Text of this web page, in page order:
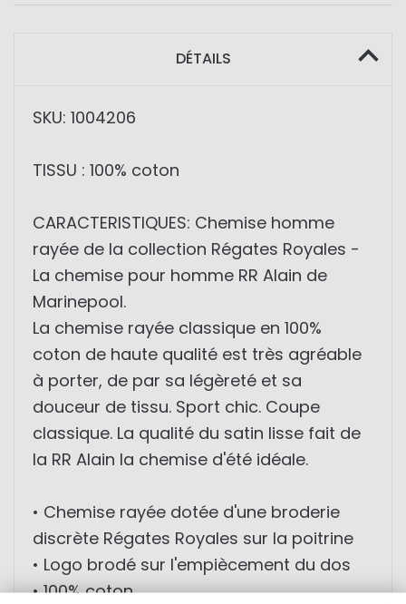
DÉTAILS
SKU: 1004206
TISSU : 100% coton
CARACTERISTIQUES: Chemise homme
rayée de la collection Régates Royales -
La chemise pour homme RR Alain de
Marinepool.
La chemise rayée classique en 100%
coton de haute qualité est très agréable
à porter, de par sa légèreté et sa
douceur de tissu. Sport chic. Coupe
classique. La qualité du satin lisse fait de
la RR Alain la chemise d'été idéale.
• Chemise rayée dotée d'une broderie
discrète Régates Royales sur la poitrine
• Logo brodé sur l'empiècement du dos
• 100% coton